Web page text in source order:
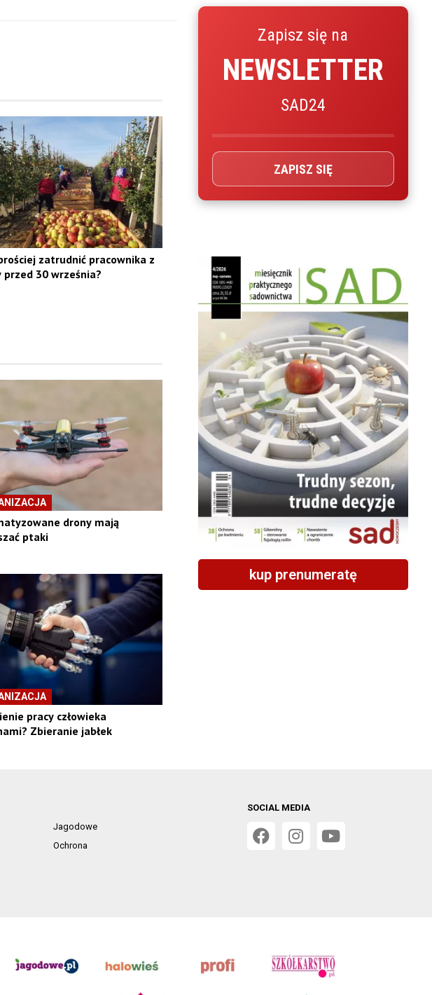
zatrudnić pracownika z
przed 30 września?
drony mają
ptaki
pracy człowieka
Zbieranie jabłek
Zapisz się na
NEWSLETTER
SAD24
ZAPISZ SIĘ
kup prenumeratę
Jagodowe
Ochrona
SOCIAL MEDIA